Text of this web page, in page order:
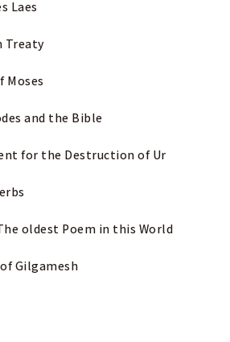
Laes
Treaty
Moses
and the Bible
for the Destruction of Ur
oldest Poem in this World
of Gilgamesh